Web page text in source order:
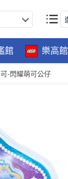
館 樂高館
-閃耀萌可公仔